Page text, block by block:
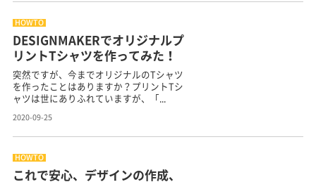
HOWTO
DESIGNMAKERでオリジナルプ
リントTシャツを作ってみた！
突然ですが、今までオリジナルのTシャツ
を作ったことはありますか？プリントTシ
ャツは世にありふれていますが、「...
2020-09-25
HOWTO
これで安心、デザインの作成、